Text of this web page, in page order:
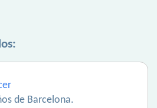
de Barcelona.